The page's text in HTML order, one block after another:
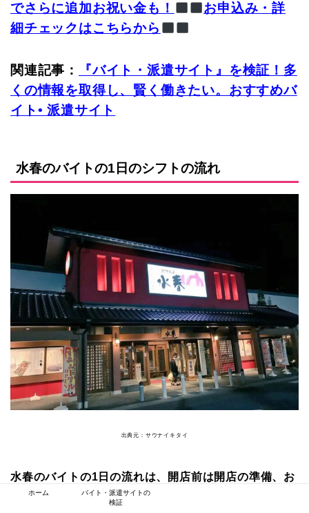
でさらに追加お祝い金も！
お申込み・詳
細チェックはこちらから
関連記事：
『バイト・派遣サイト』を検証！多
くの情報を取得し、賢く働きたい。おすすめバ
イト• 派遣サイト
水春のバイトの1日のシフトの流れ
出典元：サウナイキタイ
水春のバイトの1日の流れは、開店前は開店の準備、お
客様が来られたら随時対応をして、閉店後は清掃や締
ホーム
バイト・派遣サイトの
検証